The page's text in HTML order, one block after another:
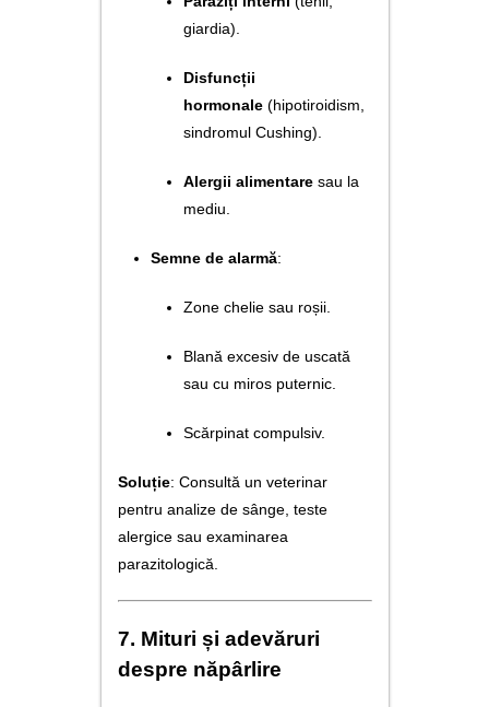
giardia).
Disfuncții
hormonale(hipotiroidism,
sindromul Cushing).
Alergii alimentaresau la
mediu.
Semne de alarmă:
Zone chelie sau roșii.
Blană excesiv de uscată
sau cu miros puternic.
Scărpinat compulsiv.
Soluție: Consultă un veterinar
pentru analize de sânge, teste
alergice sau examinarea
parazitologică.
7. Mituri și adevăruri
despre năpârlire